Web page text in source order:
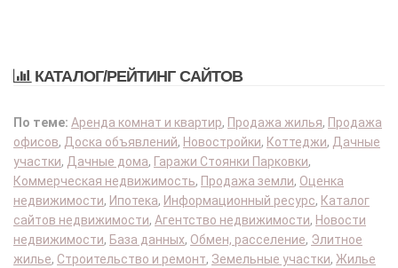
КАТАЛОГ/РЕЙТИНГ САЙТОВ
По теме: Аренда комнат и квартир, Продажа жилья, Продажа
офисов, Доска объявлений, Новостройки, Коттеджи, Дачные
участки, Дачные дома, Гаражи Стоянки Парковки,
Коммерческая недвижимость, Продажа земли, Оценка
недвижимости, Ипотека, Информационный ресурс, Каталог
сайтов недвижимости, Агентство недвижимости, Новости
недвижимости, База данных, Обмен, расселение, Элитное
жилье, Строительство и ремонт, Земельные участки, Жилье